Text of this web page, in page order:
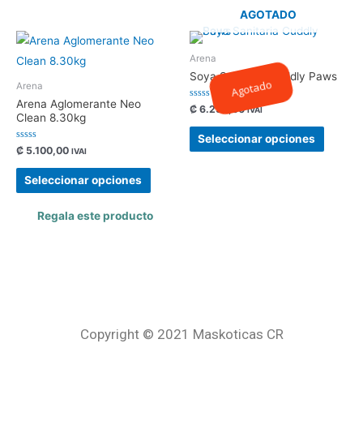
Arena
Arena Aglomerante Neo
Clean 8.30kg
Valorado
con
0
de
₡ 5.100,00 IVAI
Seleccionar opciones
Regala este producto
Agotado
AGOTADO
Arena
Soya Sanitaria Cuddly Paws
Valorado
con
0
de
₡ 6.250,00 IVAI
Seleccionar opciones
Copyright © 2021 Maskoticas CR